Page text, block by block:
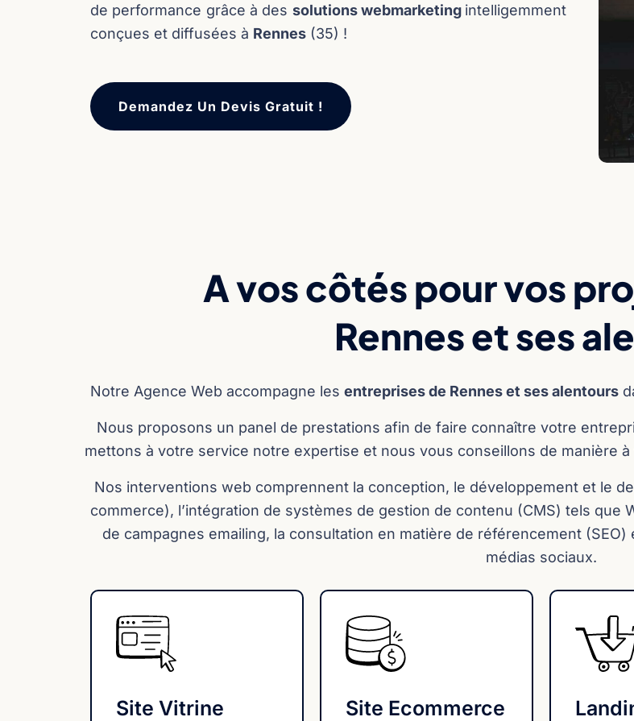
de performance grâce à des solutions webmarketing intelligemment
conçues et diffusées à Rennes (35) !
Demandez Un Devis Gratuit !
A vos côtés pour vos
Rennes et ses
Notre Agence Web accompagne les entreprises de Rennes et ses alentours
Nous proposons un panel de prestations afin de faire connaître votre
mettons à votre service notre expertise et nous vous conseillons de manière
Nos interventions web comprennent la conception, le développement et le
commerce), l’intégration de systèmes de gestion de contenu (CMS) tels
de campagnes emailing, la consultation en matière de référencement
médias sociaux.
Site Vitrine Site Ecommerce